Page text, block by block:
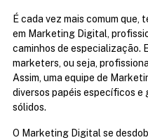
É cada vez mais comum que,
em Marketing Digital,
caminhos de especialização.
marketers, ou seja,
Assim, uma equipe de
diversos papéis específicos e
sólidos.
O Marketing Digital se